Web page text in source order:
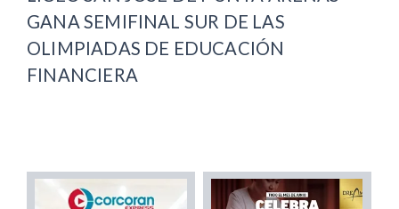
GANA SEMIFINAL SUR DE LAS
OLIMPIADAS DE EDUCACIÓN
FINANCIERA